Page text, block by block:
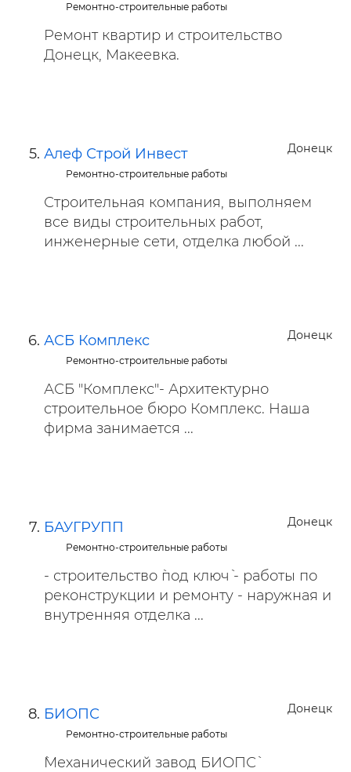
Ремонтно-строительные работы
Ремонт квартир и строительство
Донецк, Макеевка.
Донецк
Алеф Строй Инвест
Ремонтно-строительные работы
Строительная компания, выполняем
все виды строительных работ,
инженерные сети, отделка любой ...
Донецк
АСБ Комплекс
Ремонтно-строительные работы
АСБ "Комплекс"- Архитектурно
строительное бюро Комплекс. Наша
фирма занимается ...
Донецк
БАУГРУПП
Ремонтно-строительные работы
- строительство `под ключ` - работы по
реконструкции и ремонту - наружная и
внутренняя отделка ...
Донецк
БИОПС
Ремонтно-строительные работы
`Механический завод БИОПС`